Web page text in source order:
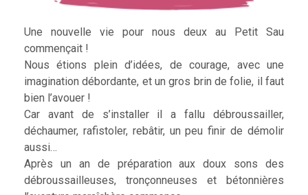
Une nouvelle vie pour nous deux au Petit Sau
commençait !
Nous étions plein d’idées, de courage, avec une
imagination débordante, et un gros brin de folie, il faut
bien l’avouer !
Car avant de s’installer il a fallu débroussailler,
déchaumer, rafistoler, rebâtir, un peu finir de démolir
aussi…
Après un an de préparation aux doux sons des
débroussailleuses, tronçonneuses et bétonnières